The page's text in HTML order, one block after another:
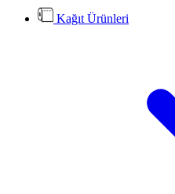
Kağıt Ürünleri